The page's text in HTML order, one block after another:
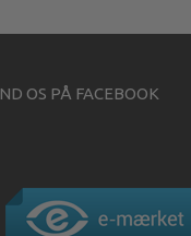
OS PÅ FACEBOOK